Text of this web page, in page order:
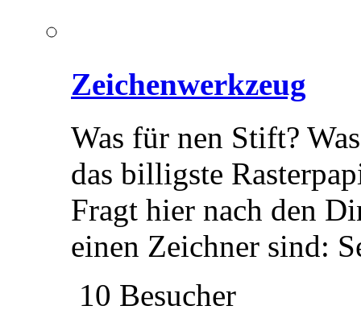
Zeichenwerkzeug
Was für nen Stift?
das billigste
Fragt hier nach den
einen Zeichner sind:
10 Besucher